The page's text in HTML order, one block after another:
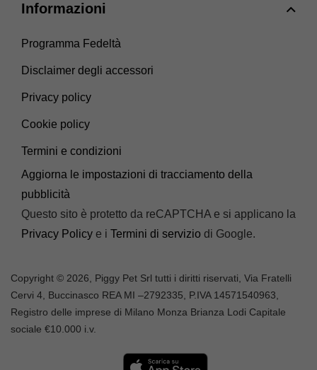
Informazioni
Programma Fedeltà
Disclaimer degli accessori
Privacy policy
Cookie policy
Termini e condizioni
Aggiorna le impostazioni di tracciamento della
pubblicità
Questo sito è protetto da reCAPTCHA e si applicano la
Privacy Policy e i Termini di servizio di Google.
Copyright © 2026, Piggy Pet Srl tutti i diritti riservati, Via Fratelli
Cervi 4, Buccinasco REA MI –2792335 , P.IVA 14571540963,
Registro delle imprese di Milano Monza Brianza Lodi Capitale
sociale €10.000 i.v.